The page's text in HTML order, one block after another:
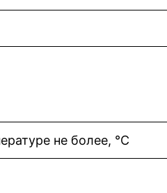
не более, °С